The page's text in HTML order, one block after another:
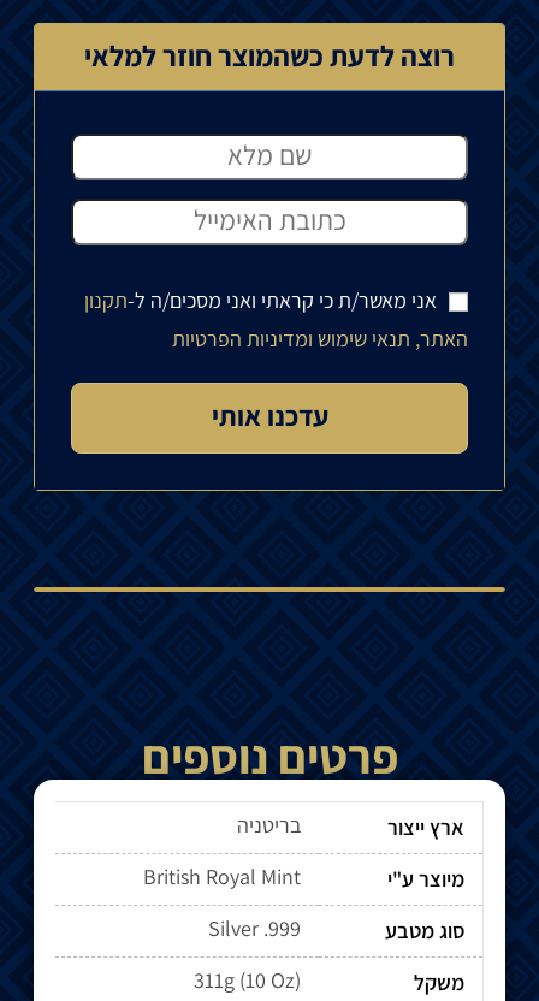
רוצה לדעת כשהמוצר חוזר למלאי
אני מאשר/ת כי קראתי ואני מסכים/ה ל-תקנון
האתר, תנאי שימוש ומדיניות הפרטיות
פרטים נוספים
ארץ ייצור
בריטניה
מיוצר ע"י
British Royal Mint
סוג מטבע
Silver .999
משקל
311g (10 Oz)